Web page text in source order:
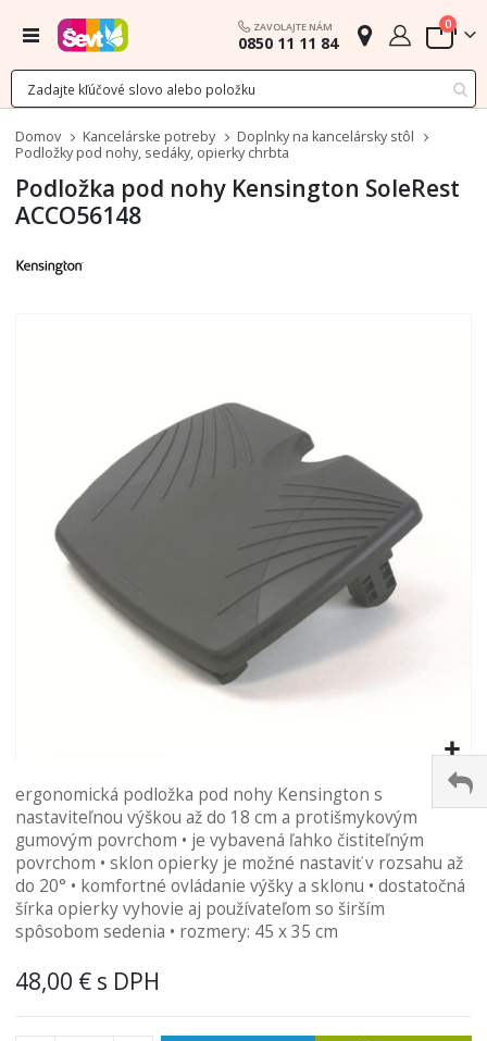
Menu ZAVOLAJTE NÁM
0850 11 11 84 Cart
0
Domov Kancelárske potreby
Doplnky na kancelársky stôl
Podložky pod nohy, sedáky, opierky chrbta
Podložka pod nohy Kensington SoleRest
ACCO56148
na
začiatok
galérie
obrázkov
ergonomická podložka pod nohy Kensington s
nastaviteľnou výškou až do 18 cm a protišmykovým
gumovým povrchom • je vybavená ľahko čistiteľným
povrchom • sklon opierky je možné nastaviť v rozsahu až
do 20° • komfortné ovládanie výšky a sklonu • dostatočná
šírka opierky vyhovie aj používateľom so širším
spôsobom sedenia • rozmery: 45 x 35 cm
48,00 €